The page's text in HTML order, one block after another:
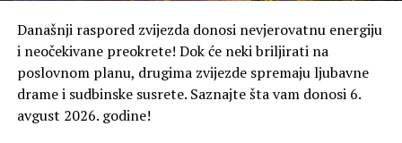
Današnji raspored zvijezda donosi nevjerovatnu energiju
i neočekivane preokrete! Dok će neki briljirati na
poslovnom planu, drugima zvijezde spremaju ljubavne
drame i sudbinske susrete. Saznajte šta vam donosi 6.
avgust 2026. godine!